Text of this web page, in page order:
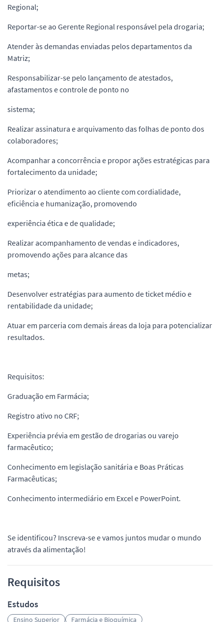
Regional;
Reportar-se ao Gerente Regional responsável pela drogaria;
Atender às demandas enviadas pelos departamentos da
Matriz;
Responsabilizar-se pelo lançamento de atestados,
afastamentos e controle de ponto no
sistema;
Realizar assinatura e arquivamento das folhas de ponto dos
colaboradores;
Acompanhar a concorrência e propor ações estratégicas para
fortalecimento da unidade;
Priorizar o atendimento ao cliente com cordialidade,
eficiência e humanização, promovendo
experiência ética e de qualidade;
Realizar acompanhamento de vendas e indicadores,
promovendo ações para alcance das
metas;
Desenvolver estratégias para aumento de ticket médio e
rentabilidade da unidade;
Atuar em parceria com demais áreas da loja para potencializar
resultados.
Requisitos:
Graduação em Farmácia;
Registro ativo no CRF;
Experiência prévia em gestão de drogarias ou varejo
farmacêutico;
Conhecimento em legislação sanitária e Boas Práticas
Farmacêuticas;
Conhecimento intermediário em Excel e PowerPoint.
Se identificou? Inscreva-se e vamos juntos mudar o mundo
através da alimentação!
Requisitos
Estudos
Ensino Superior Farmácia e Bioquímica